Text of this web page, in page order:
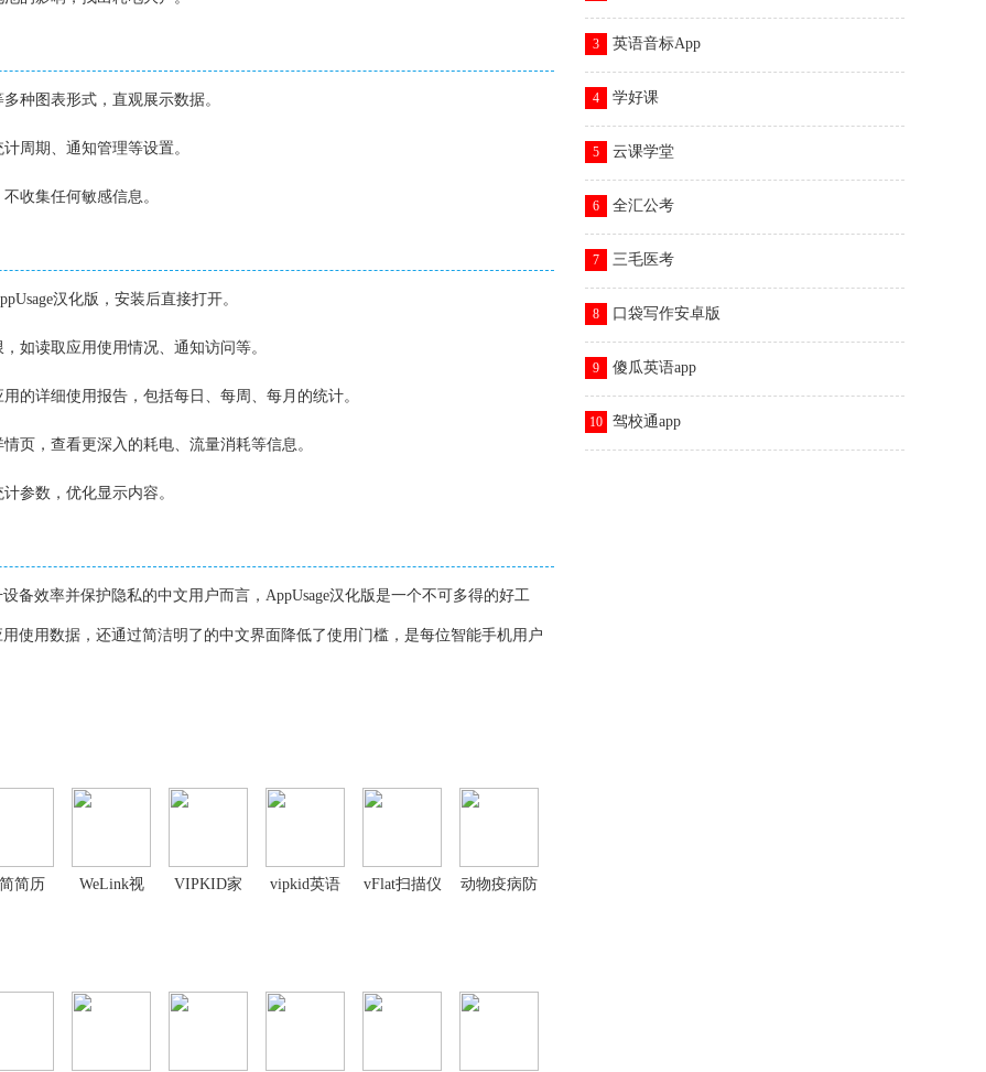
种图表形式，直观展示数据。
周期、通知管理等设置。
收集任何敏感信息。
汉化版，安装后直接打开。
如读取应用使用情况、通知访问等。
的详细使用报告，包括每日、每周、每月的统计。
页，查看更深入的耗电、流量消耗等信息。
参数，优化显示内容。
备效率并保护隐私的中文用户而言，AppUsage汉化版是一个不可多得的好工
使用数据，还通过简洁明了的中文界面降低了使用门槛，是每位智能手机用户
简历 WeLink视 VIPKID家 vipkid英语 vFlat扫描仪 动物疫病防
3 英语音标App
4 学好课
5 云课学堂
6 全汇公考
7 三毛医考
8 口袋写作安卓版
9 傻瓜英语app
10 驾校通app